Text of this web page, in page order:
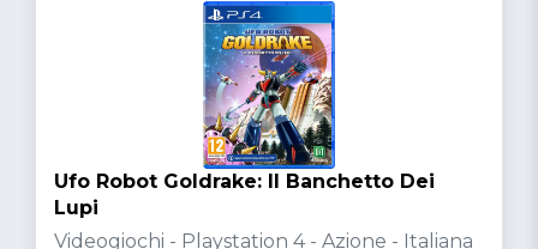
Ufo Robot Goldrake: Il Banchetto Dei
Lupi
Videogiochi - Playstation 4 - Azione - Italiana